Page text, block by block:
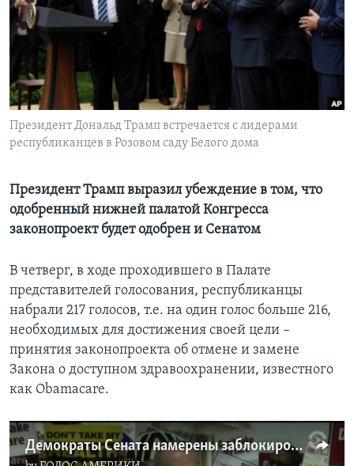
Learning English
СОЦИАЛЬНЫЕ СЕТИ
Языки
Президент Дональд Трамп встречается с лидерами
республиканцев в Розовом саду Белого дома
Президент Трамп выразил убеждение в том, что
одобренный нижней палатой Конгресса
законопроект будет одобрен и Сенатом
В четверг, в ходе проходившего в Палате
представителей голосования, республиканцы
набрали 217 голосов, т.е. на один голос больше 216,
необходимых для достижения своей цели –
принятия законопроекта об отмене и замене
Закона о доступном здравоохранении, известного
как Obamacare.
Демократы Сената намерены заблокировать отмену Obamacare